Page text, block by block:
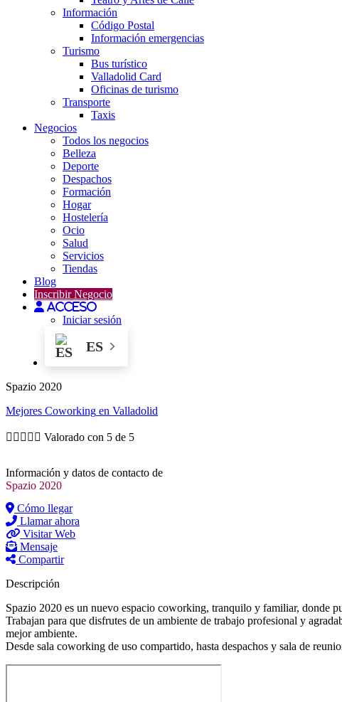
Información
Código Postal
Información emergencias
Turismo
Bus turístico
Valladolid Card
Oficinas de turismo
Transporte
Taxis
Negocios
Todos los negocios
Belleza
Deporte
Despachos
Formación
Hogar
Hostelería
Ocio
Salud
Servicios
Tiendas
Blog
Inscribir Negocio
Acceso
Iniciar sesión
ES
Spazio 2020
Mejores Coworking en Valladolid
     Valorado con 5 de 5
Información y datos de contacto de
Spazio 2020
Cómo llegar
Llamar ahora
Visitar Web
Mensaje
Compartir
Descripción
Spazio 2020 es un nuevo espacio coworking, tranquilo y familiar, donde
Trabajan para que disfrutes de un ambiente de trabajo profesional y
mejor ambiente.
Desde sala coworking de uso compartido, hasta despachos y sala de